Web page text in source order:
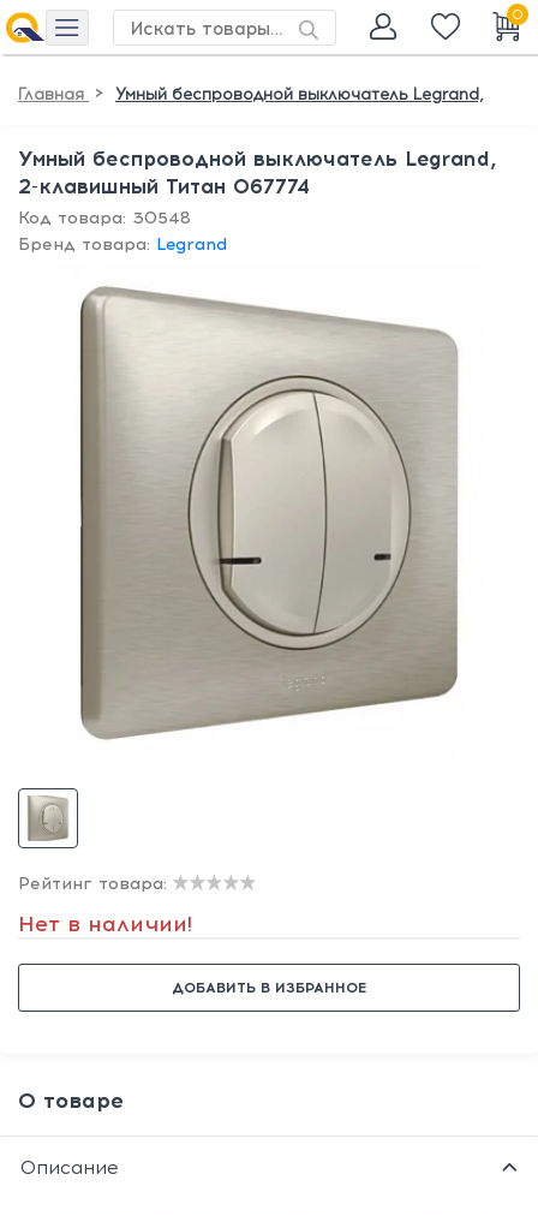
0
Главная > Умный беспроводной выключатель Legrand,
Умный беспроводной выключатель Legrand,
2-клавишный Титан 067774
Код товара: 30548
Бренд товара: Legrand
Рейтинг товара:
Нет в наличии!
ДОБАВИТЬ В ИЗБРАННОЕ
О товаре
Описание